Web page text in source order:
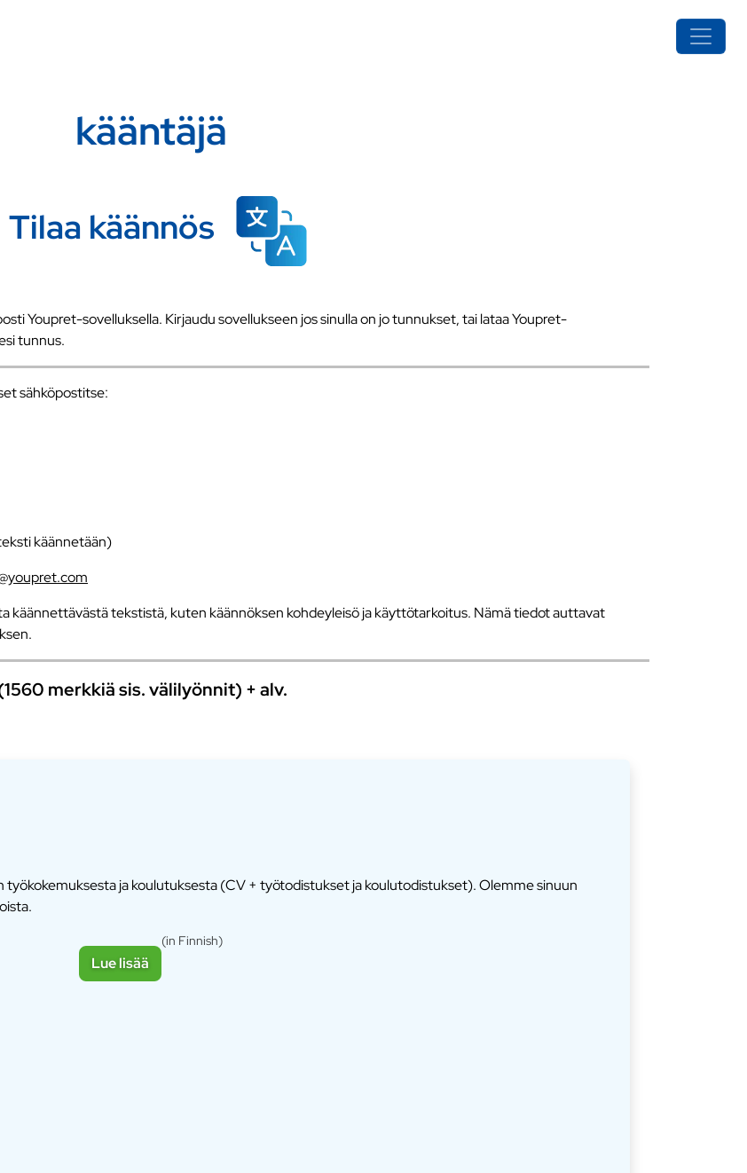
kääntäjä
Tilaa käännös
Youpret-sovelluksella. Kirjaudu sovellukseen jos sinulla on jo tunnukset, tai lataa Youpret-
tunnus.
sähköpostitse:
käännetään)
käännettävästä tekstistä, kuten käännöksen kohdeyleisö ja käyttötarkoitus. Nämä tiedot auttavat
merkkiä sis. välilyönnit) + alv.
työkokemuksesta ja koulutuksesta (CV + työtodistukset ja koulutodistukset). Olemme sinuun
Lue lisää
(in Finnish)